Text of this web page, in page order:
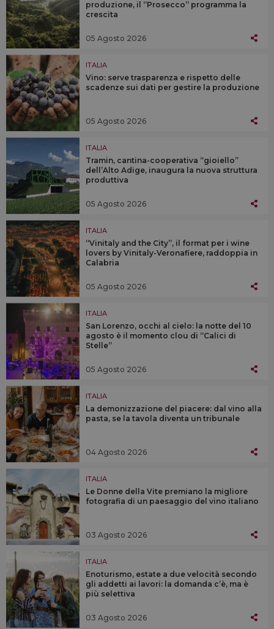
produzione, il “Prosecco” programma la
crescita
05 Agosto 2026
ITALIA
Vino: serve trasparenza e rispetto delle
scadenze sui dati per gestire la produzione
05 Agosto 2026
ITALIA
Tramin, cantina-cooperativa “gioiello”
dell’Alto Adige, inaugura la nuova struttura
produttiva
05 Agosto 2026
ITALIA
“Vinitaly and the City”, il format per i wine
lovers by Vinitaly-Veronafiere, raddoppia in
Calabria
05 Agosto 2026
ITALIA
San Lorenzo, occhi al cielo: la notte del 10
agosto è il momento clou di “Calici di
Stelle”
05 Agosto 2026
ITALIA
La demonizzazione del piacere: dal vino alla
pasta, se la tavola diventa un tribunale
04 Agosto 2026
ITALIA
Le Donne della Vite premiano la migliore
fotografia di un paesaggio del vino italiano
03 Agosto 2026
ITALIA
Enoturismo, estate a due velocità secondo
gli addetti ai lavori: la domanda c’è, ma è
più selettiva
03 Agosto 2026